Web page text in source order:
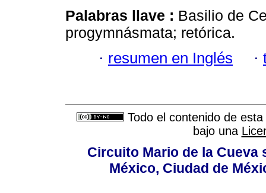
Palabras llave : Basilio de
progymnásmata; retórica.
· resumen en Inglés ·
Todo el contenido de
bajo una
Circuito Mario de la Cueva
México, Ciudad de